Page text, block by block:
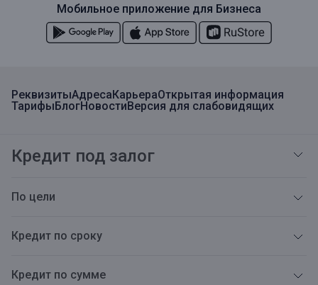
РеквизитыАдресаКарьераОткрытая информация
ТарифыБлогНовостиВерсия для слабовидящих
Кредит под залог
По цели
Кредит по сроку
Кредит по сумме
Мобильное приложение для Бизнеса